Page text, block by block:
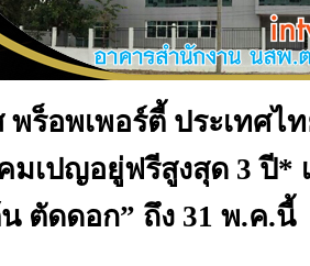
พร็อพเพอร์ตี้ ประเทศ
เปญอยู่ฟรีสูงสุด 3 ปี*
ตัดดอก” ถึง 31 พ.ค.นี้